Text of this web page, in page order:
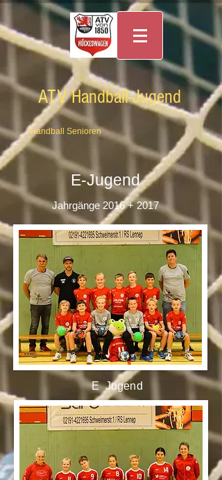
ATV Handball-Jugend
Handball Senioren
E-Jugend
Jahrgänge 2016+ 2017
E Jugend